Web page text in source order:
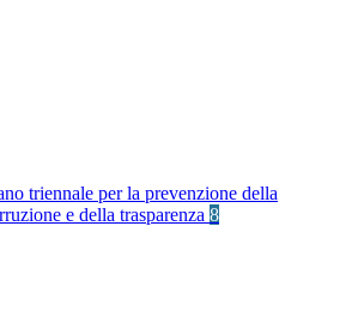
triennale per la prevenzione della
e della trasparenza 8